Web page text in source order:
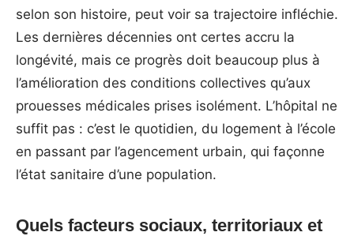
selon son histoire, peut voir sa trajectoire infléchie.
Les dernières décennies ont certes accru la
longévité, mais ce progrès doit beaucoup plus à
l’amélioration des conditions collectives qu’aux
prouesses médicales prises isolément. L’hôpital ne
suffit pas : c’est le quotidien, du logement à l’école
en passant par l’agencement urbain, qui façonne
l’état sanitaire d’une population.
Quels facteurs sociaux, territoriaux et